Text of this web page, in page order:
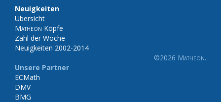
Neuigkeiten
Übersicht
Matheon Köpfe
Zahl der Woche
Neuigkeiten 2002-2014
Unsere Partner
ECMath
DMV
BMG
©2026 Matheon.